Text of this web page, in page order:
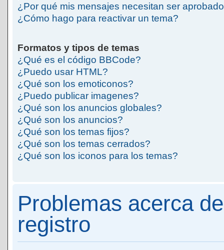
¿Por qué mis mensajes necesitan ser
¿Cómo hago para reactivar un tema?
Formatos y tipos de temas
¿Qué es el código BBCode?
¿Puedo usar HTML?
¿Qué son los emoticonos?
¿Puedo publicar imagenes?
¿Qué son los anuncios globales?
¿Qué son los anuncios?
¿Qué son los temas fijos?
¿Qué son los temas cerrados?
¿Qué son los iconos para los temas?
Problemas acerca
registro